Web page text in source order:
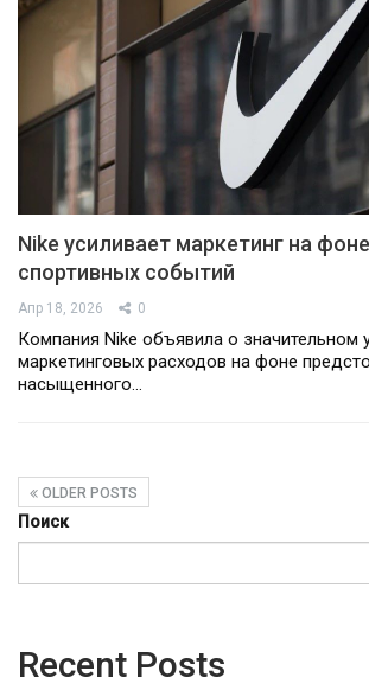
Nike усиливает маркетинг на
спортивных событий
Апр 18, 2026 0
Компания Nike объявила о значительном
маркетинговых расходов на фоне
насыщенного…
OLDER POSTS
Поиск
Recent Posts